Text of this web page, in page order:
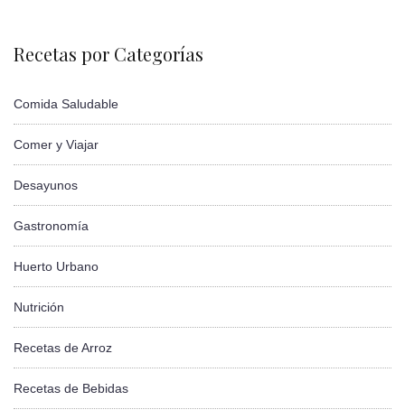
Recetas por Categorías
Comida Saludable
Comer y Viajar
Desayunos
Gastronomía
Huerto Urbano
Nutrición
Recetas de Arroz
Recetas de Bebidas